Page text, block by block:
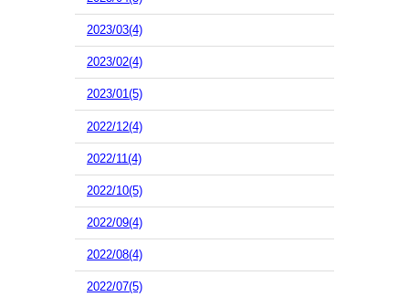
2023/03(4)
2023/02(4)
2023/01(5)
2022/12(4)
2022/11(4)
2022/10(5)
2022/09(4)
2022/08(4)
2022/07(5)